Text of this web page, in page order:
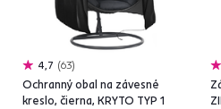
4,7 63
Ochranný obal na závesné
kreslo, čierna, KRYTO TYP 1